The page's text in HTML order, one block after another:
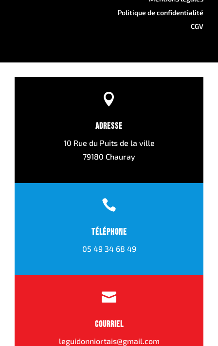
Politique de confidentialité
CGV

Adresse
10 Rue du Puits de la ville
79180 Chauray

Téléphone
05 49 34 68 49

Courriel
leguidonniortais@gmail.com